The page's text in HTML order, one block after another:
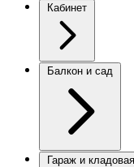
Кабинет
Балкон и сад
Гараж и кладовая